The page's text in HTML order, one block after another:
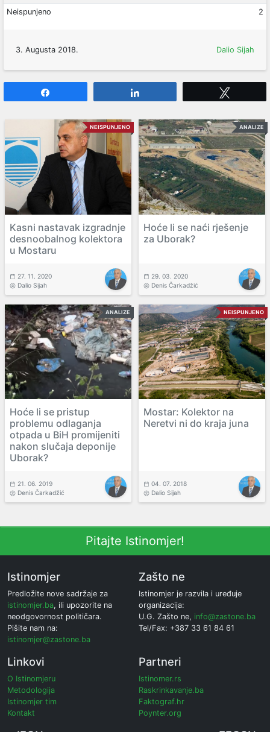
Neispunjeno
2
3. Augusta 2018. Dalio Sijah
NEISPUNJENO
Kasni nastavak izgradnje
desnoobalnog kolektora
u Mostaru
27. 11. 2020
Dalio Sijah
ANALIZE
Hoće li se naći rješenje
za Uborak?
29. 03. 2020
Denis Čarkadžić
ANALIZE
Hoće li se pristup
problemu odlaganja
otpada u BiH promijeniti
nakon slučaja deponije
Uborak?
21. 06. 2019
Denis Čarkadžić
NEISPUNJENO
Mostar: Kolektor na
Neretvi ni do kraja juna
04. 07. 2018
Dalio Sijah
Pitajte Istinomjer!
Istinomjer
Predložite nove sadržaje za
istinomjer.ba, ili upozorite na
neodgovornost političara.
Pišite nam na:
istinomjer@zastone.ba
Zašto ne
Istinomjer je razvila i uređuje
organizacija:
U.G. Zašto ne, info@zastone.ba
Tel/Fax: +387 33 61 84 61
Linkovi
O Istinomjeru
Metodologija
Istinomjer tim
Kontakt
Partneri
Istinomer.rs
Raskrinkavanje.ba
Faktograf.hr
Poynter.org